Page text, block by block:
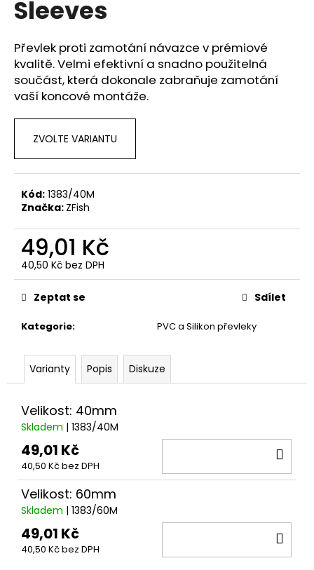
Sleeves
Převlek proti zamotání návazce v prémiové
kvalitě. Velmi efektivní a snadno použitelná
součást, která dokonale zabraňuje zamotání
vaší koncové montáže.
ZVOLTE VARIANTU
Kód: 1383/40M
Značka: ZFish
49,01 Kč
40,50 Kč bez DPH
Měrná
cena:
Kategorie: PVC a Silikon převleky
Zeptat se Sdílet
Varianty Popis Diskuze
Velikost: 40mm
Skladem | 1383/40M
49,01 Kč
40,50 Kč bez DPH
Velikost: 60mm
Skladem | 1383/60M
49,01 Kč
40,50 Kč bez DPH
a
í
t
?
HLEDAT
D
p
o
r
u
u
m
SLZA
NA
HADIČCE
3MM
33
Kč